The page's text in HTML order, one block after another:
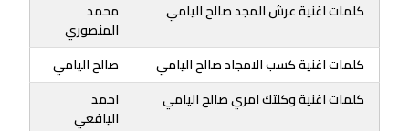
كلمات اغنية عرش المجد صالح اليامي
محمد
المنصوري
كلمات اغنية كسب الامجاد صالح اليامي
صالح اليامي
كلمات اغنية وكلتك امري صالح اليامي
احمد
اليافعي